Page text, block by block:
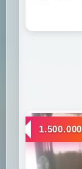
a louer